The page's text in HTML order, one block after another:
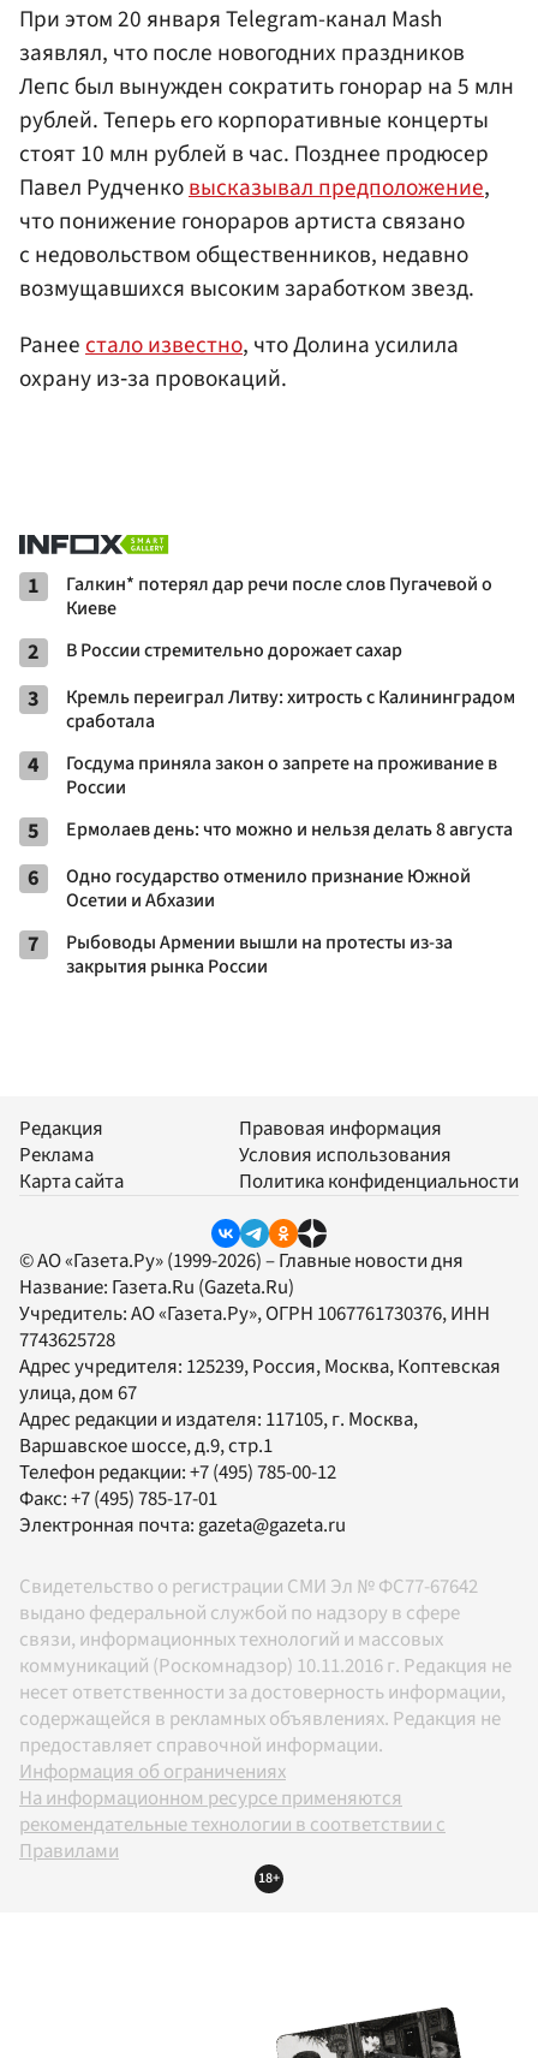
При этом 20 января Telegram-канал Mash
заявлял, что после новогодних праздников
Лепс был вынужден сократить гонорар на 5 млн
рублей. Теперь его корпоративные концерты
стоят 10 млн рублей в час. Позднее продюсер
Павел Рудченковысказывал предположение,
что понижение гонораров артиста связано
с недовольством общественников, недавно
возмущавшихся высоким заработком звезд.
Ранеестало известно, что Долина усилила
охрану из‑за провокаций.
1
Галкин* потерял дар речи после слов Пугачевой о
Киеве
2 В России стремительно дорожает сахар
3
Кремль переиграл Литву: хитрость с Калининградом
сработала
4
Госдума приняла закон о запрете на проживание в
России
5 Ермолаев день: что можно и нельзя делать 8 августа
6
Одно государство отменило признание Южной
Осетии и Абхазии
7
Рыбоводы Армении вышли на протесты из-за
закрытия рынка России
Редакция
Реклама
Карта сайта
Правовая информация
Условия использования
Политика конфиденциальности
© АО «Газета.Ру» (1999-2026) – Главные новости дня
Название: Газета.Ru (Gazeta.Ru)
Учредитель:АО «Газета.Ру», ОГРН 1067761730376, ИНН
7743625728
Адрес учредителя: 125239, Россия, Москва, Коптевская
улица, дом 67
Адрес редакции и издателя: 117105, г. Москва,
Варшавское шоссе, д.9, стр.1
Телефон редакции:+7 (495) 785-00-12
Факс:+7 (495) 785-17-01
Электронная почта:gazeta@gazeta.ru
Свидетельство о регистрации СМИ Эл № ФС77-67642
выдано федеральной службой по надзору в сфере
связи, информационных технологий и массовых
коммуникаций (Роскомнадзор) 10.11.2016 г. Редакция не
несет ответственности за достоверность информации,
содержащейся в рекламных объявлениях. Редакция не
предоставляет справочной информации.
Информация об ограничениях
На информационном ресурсе применяются
рекомендательные технологии в соответствии с
Правилами
18+